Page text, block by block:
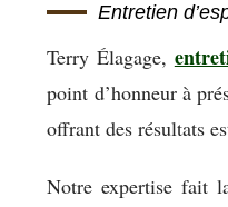
Entretien
Terry Élagage,
point d’honneur à
offrant des résultats
Notre expertise fait